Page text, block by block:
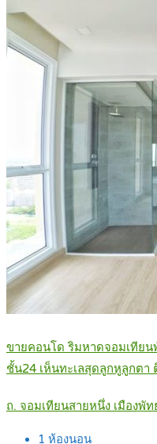
ขายคอนโด ริมหาดจอมเทีย
ชั้น24 เห็นทะเลสุดลูกหูลูกต
ถ. จอมเทียนสายหนึ่ง เมืองพั
1 ห้องนอน